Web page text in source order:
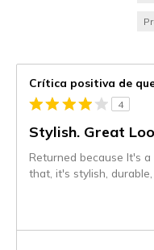
Crítica positiva de
4
Stylish. Great
Returned because It's
that, it's stylish, durable,